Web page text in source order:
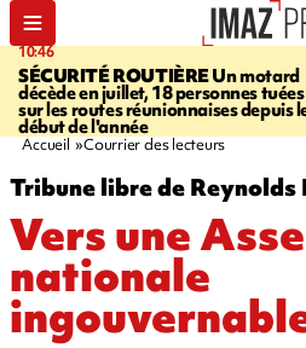
10:46
SÉCURITÉ ROUTIÈREUn motard
décède en juillet, 18 personnes tuées
sur les routes réunionnaises depuis
début de l'année
Accueil Courrier des lecteurs
Tribune libre de Reynolds
Vers une
nationale